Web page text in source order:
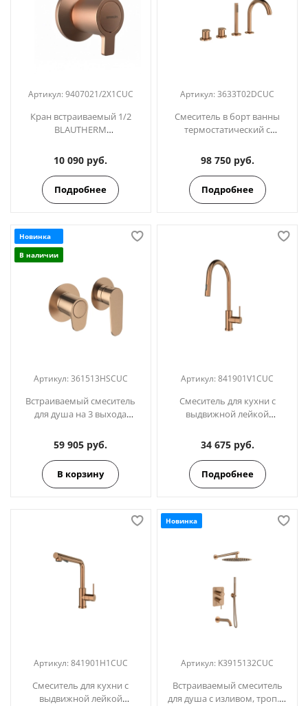
Артикул: 9407021/2X1CUC
Кран встраиваемый 1/2
BLAUTHERM
10 090 руб.
Подробнее
Артикул:3633T02DCUC
Смеситель в борт ванны
термостатический с
ALEXIA 3633T02DCUC медь
98 750 руб.
Подробнее
Новинка
В наличии
Артикул: 361513HSCUC
Встраиваемый смеситель
для душа на 3 выхода
59 905 руб.
В корзину
Артикул:841901V1CUC
Смеситель для кухни с
выдвижной лейкой
медь
34 675 руб.
Подробнее
Артикул: 841901H1CUC
Смеситель для кухни с
выдвижной лейкой
Новинка
Артикул: K3915132CUC
Встраиваемый смеситель
для душа с изливом, троп. и